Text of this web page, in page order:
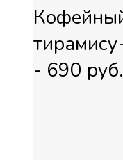
- 690 руб.